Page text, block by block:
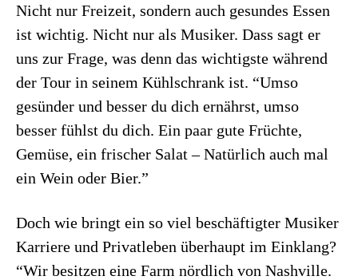
Nicht nur Freizeit, sondern auch gesundes Essen
ist wichtig. Nicht nur als Musiker. Dass sagt er
uns zur Frage, was denn das wichtigste während
der Tour in seinem Kühlschrank ist. “Umso
gesünder und besser du dich ernährst, umso
besser fühlst du dich. Ein paar gute Früchte,
Gemüse, ein frischer Salat – Natürlich auch mal
ein Wein oder Bier.”
Doch wie bringt ein so viel beschäftigter Musiker
Karriere und Privatleben überhaupt im Einklang?
“Wir besitzen eine Farm nördlich von Nashville.